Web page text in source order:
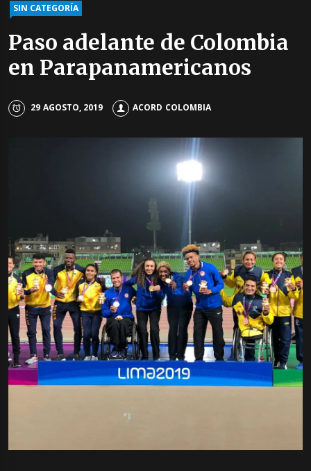
SIN CATEGORÍA
Paso adelante de Colombia
en Parapanamericanos
29 AGOSTO, 2019 ACORD COLOMBIA